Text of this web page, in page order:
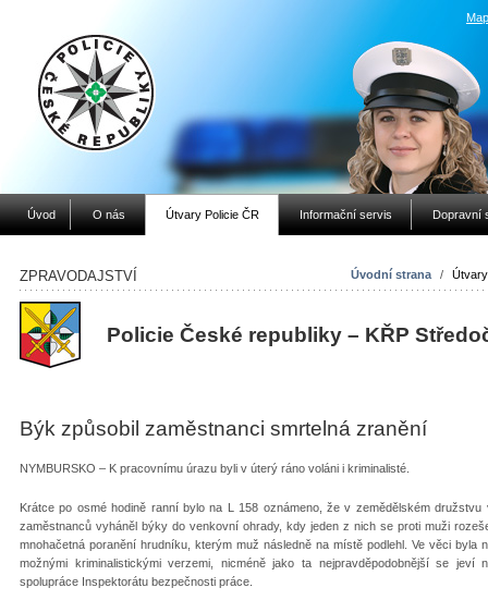
Úvod O nás Útvary Policie ČR Informační servis Dopravní
Úvodní strana /
ZPRAVODAJSTVÍ
Policie České republiky – KŘP
Býk způsobil zaměstnanci smrtelná zranění
NYMBURSKO – K pracovnímu úrazu byli v úterý ráno voláni i kriminalisté.
Krátce po osmé hodině ranní bylo na L 158 oznámeno, že v zemědělském
zaměstnanců vyháněl býky do venkovní ohrady, kdy jeden z nich se proti muži
mnohačetná poranění hrudníku, kterým muž následně na místě podlehl. Ve věci byla
možnými kriminalistickými verzemi, nicméně jako ta nejpravděpodobnější se
spolupráce Inspektorátu bezpečnosti práce.